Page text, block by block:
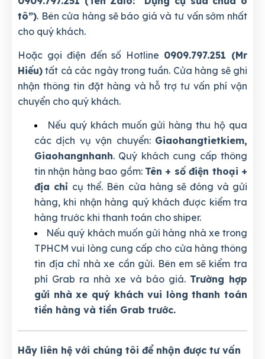
tô”). Bên cửa hàng sẽ báo giá và tư vấn sớm nhất
cho quý khách.
Hoặc gọi điện đến số Hotline 0909.797.251 (Mr
Hiếu) tất cả các ngày trong tuần. Cửa hàng sẽ ghi
nhận thông tin đặt hàng và hỗ trợ tư vấn phí vận
chuyển cho quý khách.
Nếu quý khách muốn gửi hàng thu hộ qua
các dịch vụ vận chuyển: Giaohangtietkiem,
Giaohangnhanh. Quý khách cung cấp thông
tin nhận hàng bao gồm: Tên + số điện thoại +
địa chỉ cụ thể. Bên cửa hàng sẽ đóng và gửi
hàng, khi nhận hàng quý khách được kiểm tra
hàng trước khi thanh toán cho shiper.
Nếu quý khách muốn gửi hàng nhà xe trong
TPHCM vui lòng cung cấp cho cửa hàng thông
tin địa chỉ nhà xe cần gửi. Bên em sẽ kiểm tra
phí Grab ra nhà xe và báo giá. Trường hợp
gửi nhà xe quý khách vui lòng thanh toán
tiền hàng và tiền Grab trước.
Hãy liên hệ với chúng tôi để nhận được tư vấn